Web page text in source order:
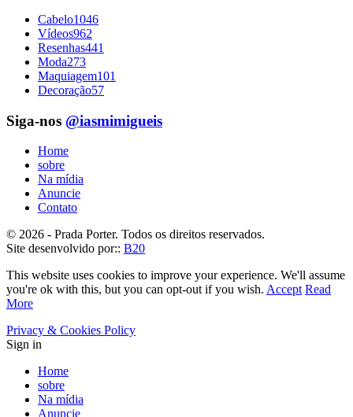
Cabelo1046
Vídeos962
Resenhas441
Moda273
Maquiagem101
Decoração57
Siga-nos @iasmimigueis
Home
sobre
Na mídia
Anuncie
Contato
© 2026 - Prada Porter. Todos os direitos reservados.
Site desenvolvido por:: B20
This website uses cookies to improve your experience. We'll assume
you're ok with this, but you can opt-out if you wish. Accept Read
More
Privacy & Cookies Policy
Sign in
Home
sobre
Na mídia
Anuncie